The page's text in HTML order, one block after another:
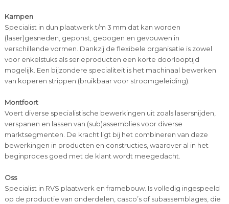
Kampen
Specialist in dun plaatwerk t/m 3 mm dat kan worden
(laser)gesneden, geponst, gebogen en gevouwen in
verschillende vormen. Dankzij de flexibele organisatie is zowel
voor enkelstuks als serieproducten een korte doorlooptijd
mogelijk. Een bijzondere specialiteit is het machinaal bewerken
van koperen strippen (bruikbaar voor stroomgeleiding).
Montfoort
Voert diverse specialistische bewerkingen uit zoals lasersnijden,
verspanen en lassen van (sub)assemblies voor diverse
marktsegmenten. De kracht ligt bij het combineren van deze
bewerkingen in producten en constructies, waarover al in het
beginproces goed met de klant wordt meegedacht.
Oss
Specialist in RVS plaatwerk en framebouw. Is volledig ingespeeld
op de productie van onderdelen, casco’s of subassemblages, die